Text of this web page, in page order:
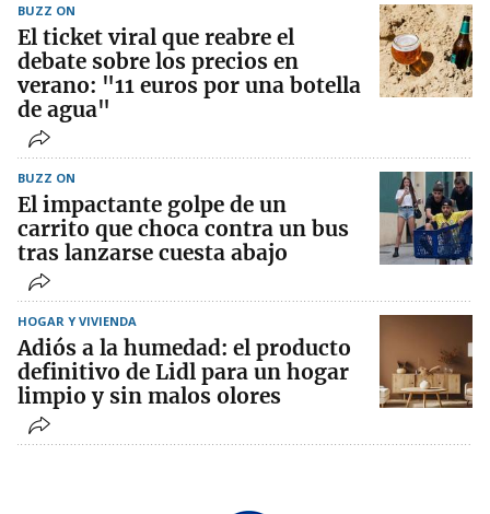
BUZZ ON
El ticket viral que reabre el
debate sobre los precios en
verano: "11 euros por una botella
de agua"
BUZZ ON
El impactante golpe de un
carrito que choca contra un bus
tras lanzarse cuesta abajo
HOGAR Y VIVIENDA
Adiós a la humedad: el producto
definitivo de Lidl para un hogar
limpio y sin malos olores